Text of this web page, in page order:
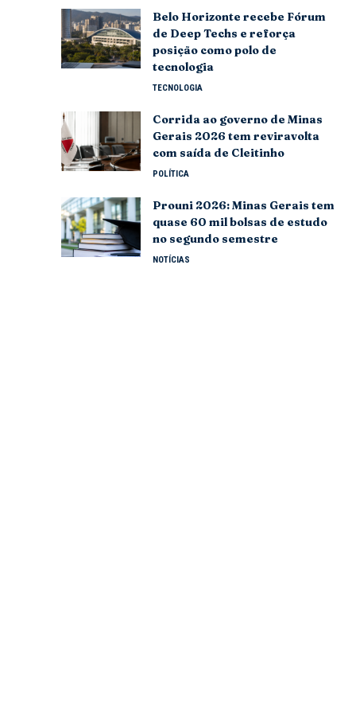
Belo Horizonte recebe Fórum
de Deep Techs e reforça
posição como polo de
tecnologia
TECNOLOGIA
Corrida ao governo de Minas
Gerais 2026 tem reviravolta
com saída de Cleitinho
POLÍTICA
Prouni 2026: Minas Gerais tem
quase 60 mil bolsas de estudo
no segundo semestre
NOTÍCIAS